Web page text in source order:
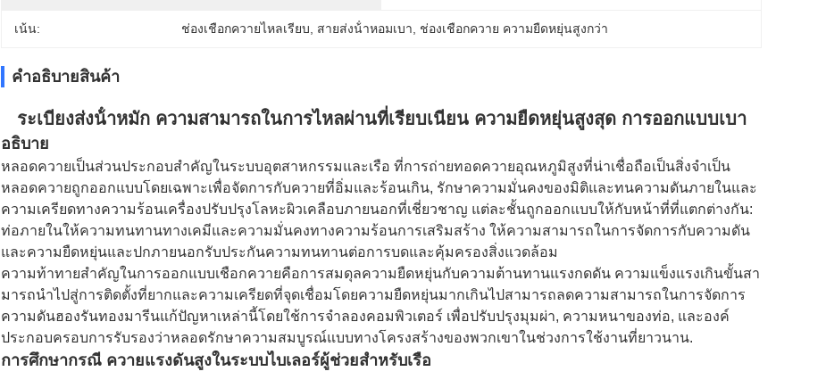
เน้น: ช่องเชือกควายไหลเรียบ สายส่งน้ําหอมเบา ช่องเชือกควาย ความยืดหยุ่นสูงกว่า
คําอธิบายสินค้า
ระเบียงส่งน้ําหมัก ความสามารถในการไหลผ่านที่เรียบเนียน ความยืดหยุ่นสูงสุด การออกแบบเบา
อธิบาย
หลอดควายเป็นส่วนประกอบสําคัญในระบบอุตสาหกรรมและเรือ ที่การถ่ายทอดควายอุณหภูมิสูงที่น่าเชื่อถือเป็นสิ่งจําเป็น
หลอดควายถูกออกแบบโดยเฉพาะเพื่อจัดการกับควายที่อิ่มและร้อนเกิน, รักษาความมั่นคงของมิติและทนความดันภายในและ
ความเครียดทางความร้อนเครื่องปรับปรุงโลหะผิวเคลือบภายนอกที่เชี่ยวชาญ แต่ละชั้นถูกออกแบบให้กับหน้าที่ที่แตกต่างกัน:
ท่อภายในให้ความทนทานทางเคมีและความมั่นคงทางความร้อนการเสริมสร้าง ให้ความสามารถในการจัดการกับความดัน
และความยืดหยุ่นและปกภายนอกรับประกันความทนทานต่อการบดและคุ้มครองสิ่งแวดล้อม
ความท้าทายสําคัญในการออกแบบเชือกควายคือการสมดุลความยืดหยุ่นกับความต้านทานแรงกดดัน ความแข็งแรงเกินขั้นสา
มารถนําไปสู่การติดตั้งที่ยากและความเครียดที่จุดเชื่อมโดยความยืดหยุ่นมากเกินไปสามารถลดความสามารถในการจัดการ
ความดันฮองรันทองมารีนแก้ปัญหาเหล่านี้โดยใช้การจําลองคอมพิวเตอร์ เพื่อปรับปรุงมุมผ่า, ความหนาของท่อ, และองค์
ประกอบครอบการรับรองว่าหลอดรักษาความสมบูรณ์แบบทางโครงสร้างของพวกเขาในช่วงการใช้งานที่ยาวนาน.
การศึกษากรณี ควายแรงดันสูงในระบบไบเลอร์ผู้ช่วยสําหรับเรือ